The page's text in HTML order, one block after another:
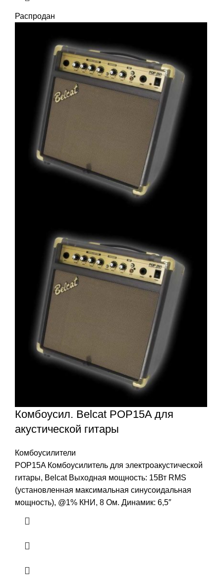
Распродан
Комбоусил. Belcat POP15A для
акустической гитары
Комбоусилители
POP15A Комбоусилитель для электроакустической
гитары, Belcat Выходная мощность: 15Вт RMS
(установленная максимальная синусоидальная
мощность), @1% КНИ, 8 Ом. Динамик: 6,5″